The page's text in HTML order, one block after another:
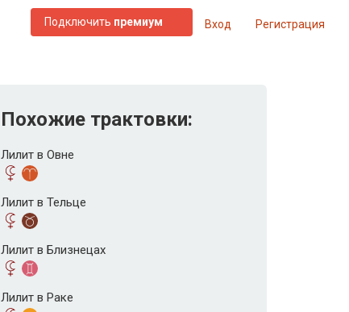
Подключить премиум Вход Регистрация
Похожие трактовки:
Лилит в Овне
Лилит в Тельце
Лилит в Близнецах
Лилит в Раке